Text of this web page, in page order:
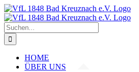
Zum
Inhalt
springen
Suche
nach:
HOME
ÜBER UNS